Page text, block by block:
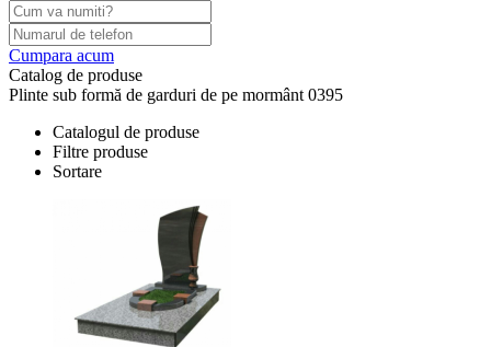
Cumpara acum
Catalog de produse
Plinte sub formă de garduri de pe mormânt 0395
Catalogul de produse
Filtre produse
Sortare